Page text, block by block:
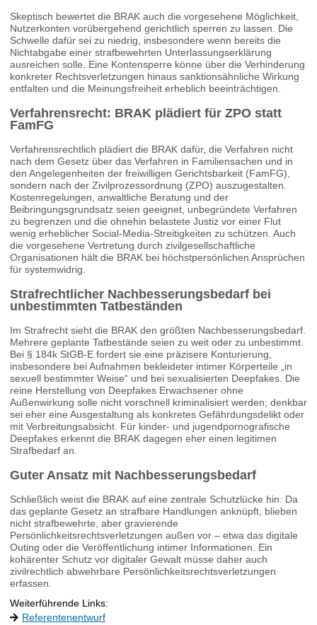
Skeptisch bewertet die BRAK auch die vorgesehene Möglichkeit,
Nutzerkonten vorübergehend gerichtlich sperren zu lassen. Die
Schwelle dafür sei zu niedrig, insbesondere wenn bereits die
Nichtabgabe einer strafbewehrten Unterlassungserklärung
ausreichen solle. Eine Kontensperre könne über die Verhinderung
konkreter Rechtsverletzungen hinaus sanktionsähnliche Wirkung
entfalten und die Meinungsfreiheit erheblich beeinträchtigen.
Verfahrensrecht: BRAK plädiert für ZPO statt
FamFG
Verfahrensrechtlich plädiert die BRAK dafür, die Verfahren nicht
nach dem Gesetz über das Verfahren in Familiensachen und in
den Angelegenheiten der freiwilligen Gerichtsbarkeit (FamFG),
sondern nach der Zivilprozessordnung (ZPO) auszugestalten.
Kostenregelungen, anwaltliche Beratung und der
Beibringungsgrundsatz seien geeignet, unbegründete Verfahren
zu begrenzen und die ohnehin belastete Justiz vor einer Flut
wenig erheblicher Social-Media-Streitigkeiten zu schützen. Auch
die vorgesehene Vertretung durch zivilgesellschaftliche
Organisationen hält die BRAK bei höchstpersönlichen Ansprüchen
für systemwidrig.
Strafrechtlicher Nachbesserungsbedarf bei
unbestimmten Tatbeständen
Im Strafrecht sieht die BRAK den größten Nachbesserungsbedarf.
Mehrere geplante Tatbestände seien zu weit oder zu unbestimmt.
Bei § 184k StGB-E fordert sie eine präzisere Konturierung,
insbesondere bei Aufnahmen bekleideter intimer Körperteile „in
sexuell bestimmter Weise“ und bei sexualisierten Deepfakes. Die
reine Herstellung von Deepfakes Erwachsener ohne
Außenwirkung solle nicht vorschnell kriminalisiert werden; denkbar
sei eher eine Ausgestaltung als konkretes Gefährdungsdelikt oder
mit Verbreitungsabsicht. Für kinder- und jugendpornografische
Deepfakes erkennt die BRAK dagegen eher einen legitimen
Strafbedarf an.
Guter Ansatz mit Nachbesserungsbedarf
Schließlich weist die BRAK auf eine zentrale Schutzlücke hin: Da
das geplante Gesetz an strafbare Handlungen anknüpft, blieben
nicht strafbewehrte, aber gravierende
Persönlichkeitsrechtsverletzungen außen vor – etwa das digitale
Outing oder die Veröffentlichung intimer Informationen. Ein
kohärenter Schutz vor digitaler Gewalt müsse daher auch
zivilrechtlich abwehrbare Persönlichkeitsrechtsverletzungen
erfassen.
Weiterführende Links:
Referentenentwurf